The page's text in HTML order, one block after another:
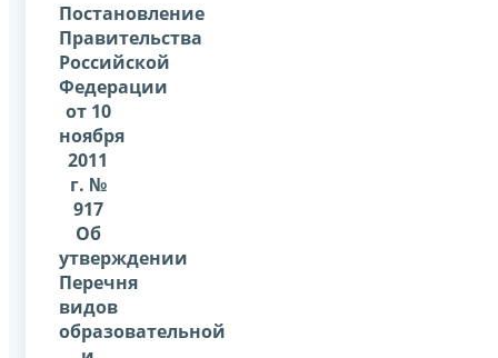
Постановление
Правительства
Российской
Федерации
от 10
ноября
2011
г. №
917
Об
утверждении
Перечня
видов
образовательной